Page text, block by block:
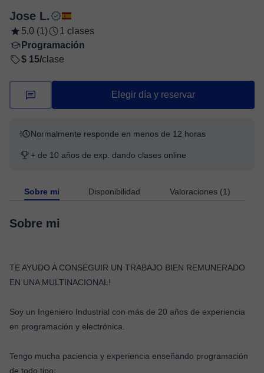
Jose L.
5,0 (1)
1 clases
Programación
$ 15/clase
Elegir día y reservar
Normalmente responde en menos de 12 horas
+ de 10 años de exp. dando clases online
Sobre mi Disponibilidad Valoraciones (1)
Sobre mi
TE AYUDO A CONSEGUIR UN TRABAJO BIEN REMUNERADO
EN UNA MULTINACIONAL!
Soy un Ingeniero Industrial con más de 20 años de experiencia
en programación y electrónica.
Tengo mucha paciencia y experiencia enseñando programación
de todo tipo: